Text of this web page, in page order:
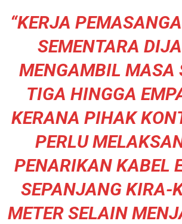
“KERJA
SEMENTARA
MENGAMBIL MASA
TIGA HINGGA
KERANA PIHAK
PERLU
PENARIKAN KABEL
SEPANJANG KIRA-
METER SELAIN